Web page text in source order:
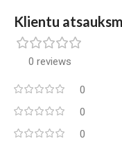
Klientu
0 reviews
0
0
0